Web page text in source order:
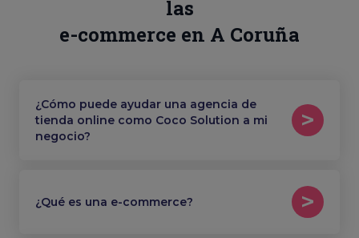
las
e-commerce en A Coruña
¿Cómo puede ayudar una agencia de
tienda online como Coco Solution a mi
negocio?
¿Qué es una e-commerce?